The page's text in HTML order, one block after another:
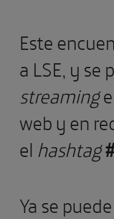
Este
a LSE, y se
streaming
web y en
el hashtag
Ya se